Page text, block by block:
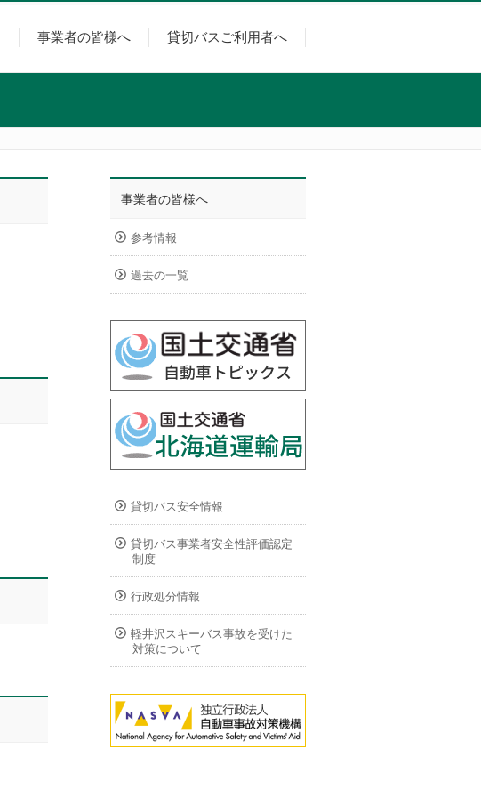
事業者の皆様へ 貸切バスご利用者へ
事業者の皆様へ
参考情報
過去の一覧
貸切バス安全情報
貸切バス事業者安全性評価認定
制度
行政処分情報
軽井沢スキーバス事故を受けた
対策について